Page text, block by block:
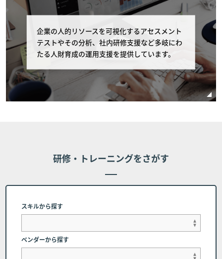
りとします。なお以下の該当日が弊社休業日にあ
たる場合は直前の弊社営業日を申し出の期限とし
ます。 受講費用の支払いが完了している場合、
コース開催初日の11営業日以前のキャンセルに
関しては全額返金を致します。 また、受講費用
日の10営業日以内（10営業日前含む）のキャン
セルに関しては、受講費用の全額をお支払いいた
だものとし、受講費用の返金は行いません。 但
■第7条 (代理受講)
お客様のご都合により、申し込み時の受講者に代わって代
た連絡先にご相談ください。但し、申し込み完了時に受講
者に帰属するコーステキストや受講者IDについては変更が
できかねる場合、または受講者自身での変更をお願いする
場合があります。
企業の人的リソースを可視化するアセスメント
テストやその分析、社内研修支援など多岐にわ
たる人財育成の運用支援を提供しています。
研修・トレーニングをさがす
スキルから探す
ベンダーから探す